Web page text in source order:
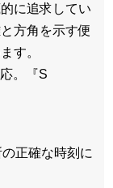
に追求してい
⽅⾓を⽰す便
す。
。『S
正確な時刻に